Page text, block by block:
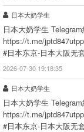
日本大奶学生
日本大奶学生
https://t.me/
#日本东京-日本大阪无
2026-07-30 19:18:35
日本大奶学生
日本大奶学生
https://t.me/
#日本东京-日本大阪无